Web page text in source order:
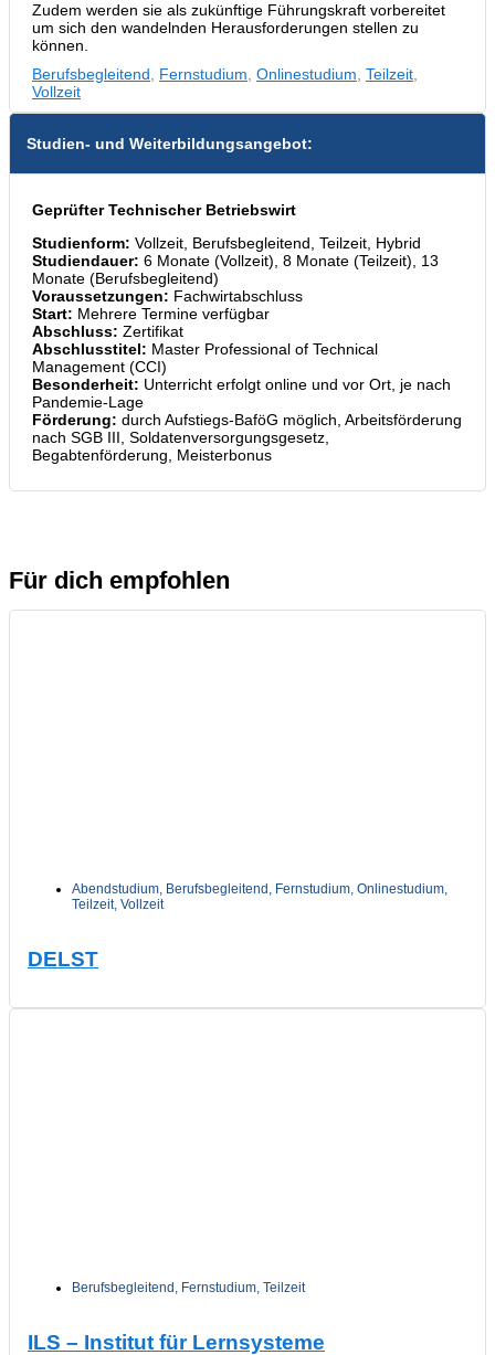
Zudem werden sie als zukünftige Führungskraft vorbereitet
um sich den wandelnden Herausforderungen stellen zu
können.
Berufsbegleitend
Fernstudium Onlinestudium Teilzeit
Vollzeit
Studien- und Weiterbildungsangebot:
Geprüfter Technischer Betriebswirt
Studienform: Vollzeit, Berufsbegleitend, Teilzeit, Hybrid
Studiendauer: 6 Monate (Vollzeit), 8 Monate (Teilzeit), 13
Monate (Berufsbegleitend)
Voraussetzungen: Fachwirtabschluss
Start: Mehrere Termine verfügbar
Abschluss: Zertifikat
Abschlusstitel: Master Professional of Technical
Management (CCI)
Besonderheit: Unterricht erfolgt online und vor Ort, je nach
Pandemie-Lage
Förderung: durch Aufstiegs-BaföG möglich, Arbeitsförderung
nach SGB III, Soldatenversorgungsgesetz,
Begabtenförderung, Meisterbonus
Für dich empfohlen
Abendstudium, Berufsbegleitend , Fernstudium, Onlinestudium,
Teilzeit, Vollzeit
DELST
Berufsbegleitend , Fernstudium, Teilzeit
ILS – Institut für Lernsysteme